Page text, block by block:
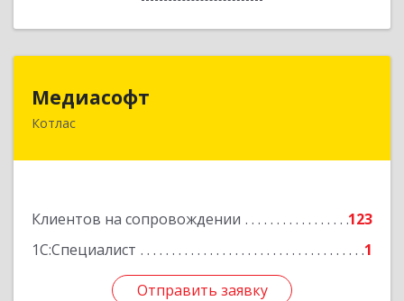
Медиасофт
Котлас
Клиентов на сопровождении
123
1С:Специалист
1
Отправить заявку
Отправить заявку